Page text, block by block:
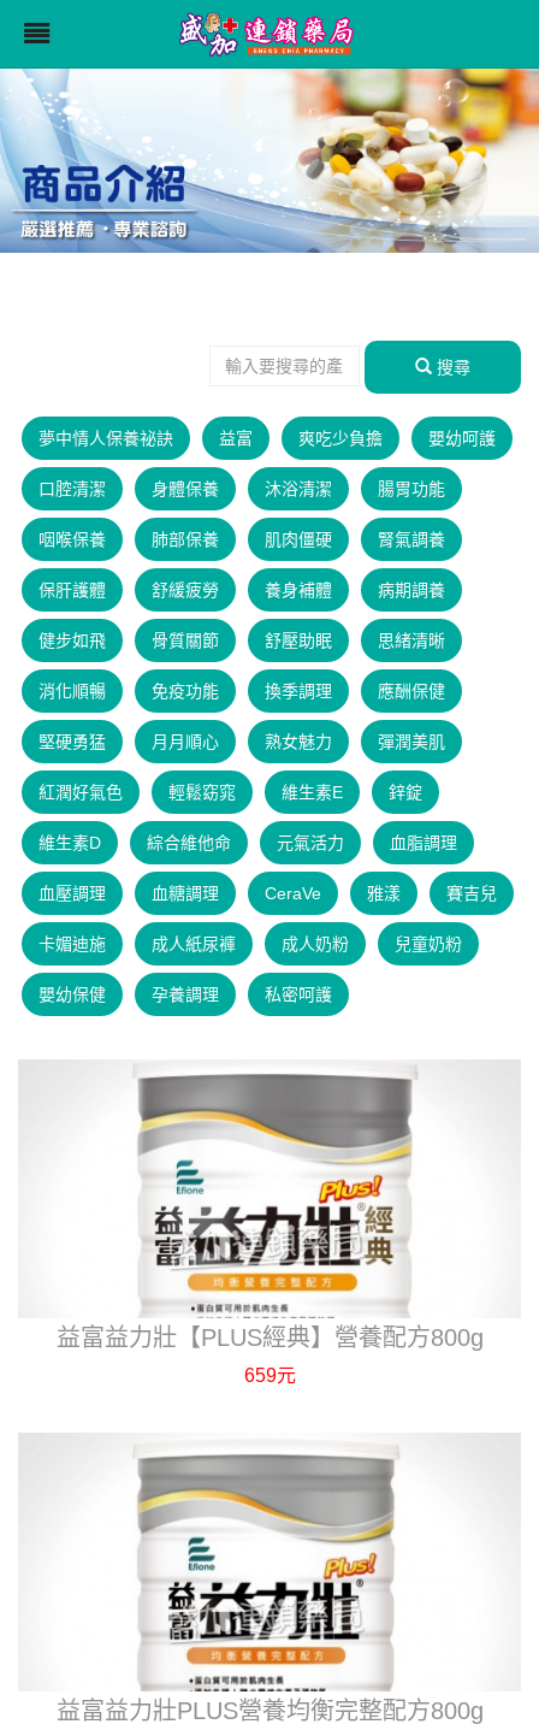
搜尋
夢中情人保養祕訣 益富 爽吃少負擔 嬰幼呵護
口腔清潔 身體保養 沐浴清潔 腸胃功能
咽喉保養 肺部保養 肌肉僵硬 腎氣調養
保肝護體 舒緩疲勞 養身補體 病期調養
健步如飛 骨質關節 舒壓助眠 思緒清晰
消化順暢 免疫功能 換季調理 應酬保健
堅硬勇猛 月月順心 熟女魅力 彈潤美肌
紅潤好氣色 輕鬆窈窕 維生素E 鋅錠
維生素D 綜合維他命 元氣活力 血脂調理
血壓調理 血糖調理 CeraVe 雅漾 賽吉兒
卡媚迪施 成人紙尿褲 成人奶粉 兒童奶粉
嬰幼保健 孕養調理 私密呵護
益富益力壯【PLUS經典】營養配方800g
659元
益富益力壯PLUS營養均衡完整配方800g